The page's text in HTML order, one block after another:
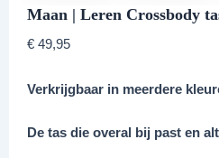
Maan | Leren Crossbody
€ 49,95
Verkrijgbaar in meerdere
De tas die overal bij past en